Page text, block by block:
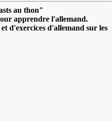
au thon"
apprendre l'allemand.
d'exercices d'allemand sur les